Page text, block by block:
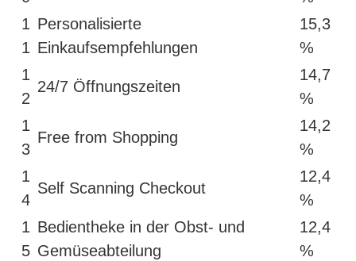
1
1
Personalisierte
Einkaufsempfehlungen
15,3
%
1
2
24/7 Öffnungszeiten
14,7
%
1
3
Free from Shopping
14,2
%
1
4
Self Scanning Checkout
12,4
%
1
5
Bedientheke in der Obst- und
Gemüseabteilung
12,4
%